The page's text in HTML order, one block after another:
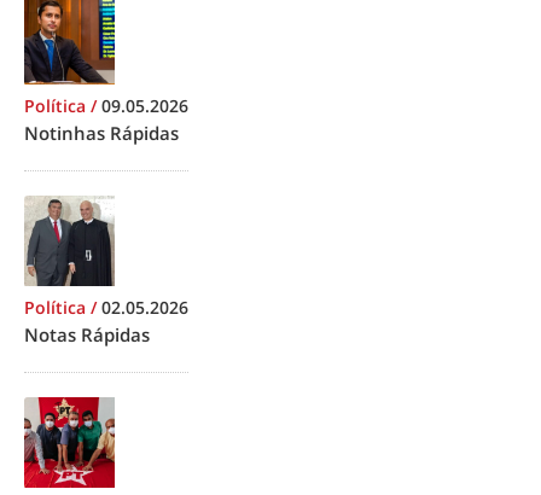
Política /09.05.2026
Notinhas Rápidas
Política /02.05.2026
Notas Rápidas